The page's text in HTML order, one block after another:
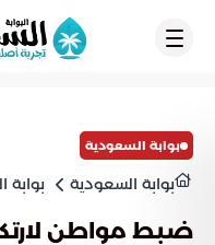
بوابة السعودية
بوابة السعودية بوابة
ضبط مواطن